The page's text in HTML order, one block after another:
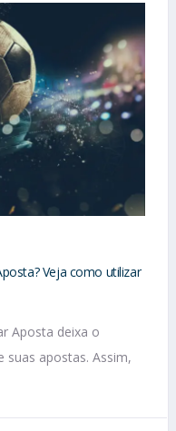
Veja como utilizar
Aposta deixa o
apostas. Assim,